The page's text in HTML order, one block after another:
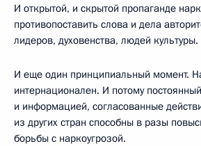
И открытой, и скрытой пропаганде
противопоставить слова и дела
лидеров, духовенства, людей культуры.
И еще один принципиальный момент.
интернационален. И потому
и информацией, согласованные
из других стран способны в разы
борьбы с наркоугрозой.